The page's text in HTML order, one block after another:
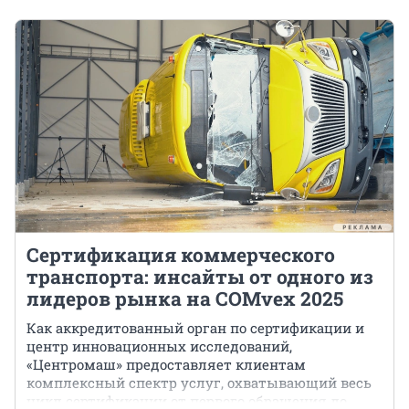
Сертификация коммерческого
транспорта: инсайты от одного из
лидеров рынка на COMvex 2025
Как аккредитованный орган по сертификации и
центр инновационных исследований,
«Центромаш» предоставляет клиентам
комплексный спектр услуг, охватывающий весь
цикл сертификации от первого обращения до